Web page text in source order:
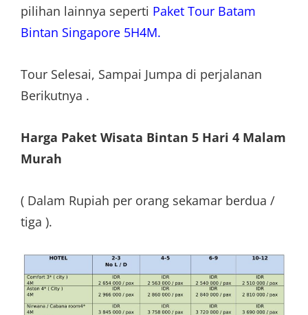
pilihan lainnya seperti Paket Tour Batam
Bintan Singapore 5H4M.
Tour Selesai, Sampai Jumpa di perjalanan
Berikutnya .
Harga Paket Wisata Bintan 5 Hari 4 Malam
Murah
( Dalam Rupiah per orang sekamar berdua /
tiga ).